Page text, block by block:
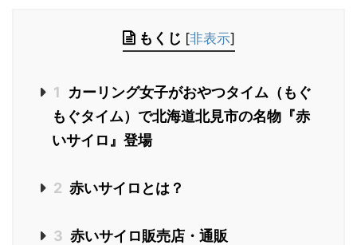
もくじ [非表示]
1
カーリング女子がおやつタイム（もぐ
もぐタイム）で北海道北見市の名物『赤
いサイロ』登場
2 赤いサイロとは？
3 赤いサイロ販売店・通販